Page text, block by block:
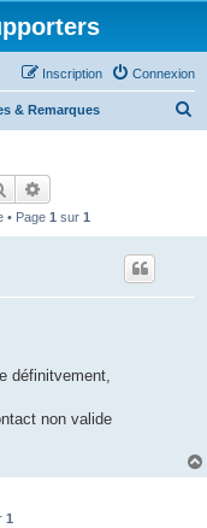
Connexion
Inscription
& Remarques
Rechercher
• Page 1 sur 1
définitvement,
non valide
1